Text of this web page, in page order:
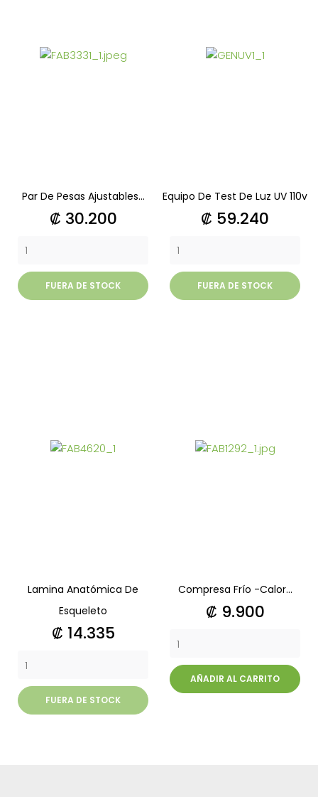
Par De Pesas Ajustables...
Precio
₡ 30.200
FUERA DE STOCK
Equipo De Test De Luz UV 110v
Precio
₡ 59.240
FUERA DE STOCK
Lamina Anatómica De
Esqueleto
Precio
₡ 14.335
FUERA DE STOCK
Compresa Frío -Calor...
Precio
₡ 9.900
AÑADIR AL CARRITO